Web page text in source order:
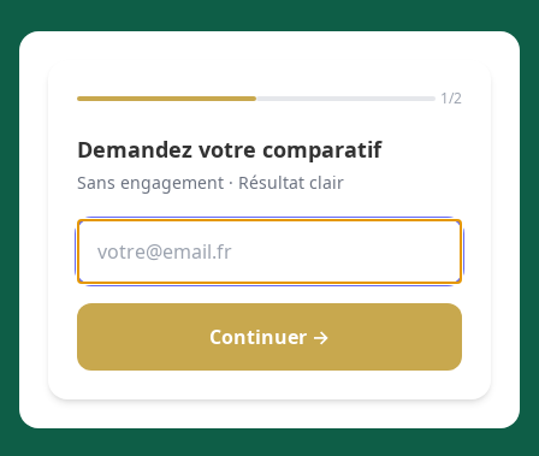
1/2
Demandez votre comparatif
Sans engagement · Résultat clair
Continuer →